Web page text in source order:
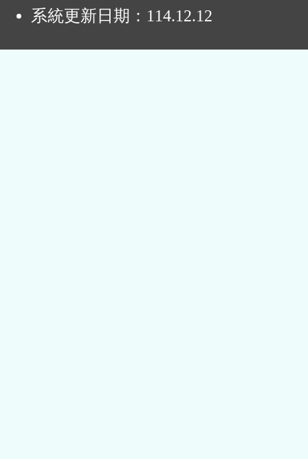
系統更新日期： 114.12.12